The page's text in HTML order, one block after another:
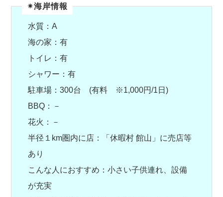
✴︎海岸情報
水質：A
海の家：有
トイレ：有
シャワー：有
駐車場：300台 (有料 ※1,000円/1日)
BBQ：－
花火：－
半径１km圏内に店：「休暇村 館山」に売店等
あり
こんな人におすすめ：小さい子供連れ、設備
が充実